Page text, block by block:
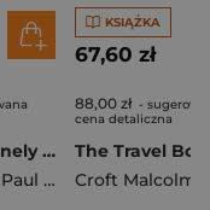
Offseason. Lonely Planet
Paul Bloomfield
KSIĄŻKA
67,60 zł
88,00 zł -
cena detaliczna
Croft Malcolm